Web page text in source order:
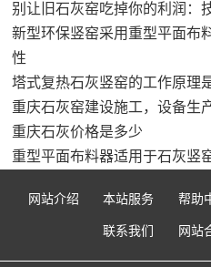
别让旧石灰窑吃掉你的利润：
新型环保竖窑采用重型平面布
性
塔式复热石灰竖窑的工作原理
重庆石灰窑建设施工，设备生
重庆石灰价格是多少
重型平面布料器适用于石灰竖
网站介绍 本站服务 帮助
联系我们 网站